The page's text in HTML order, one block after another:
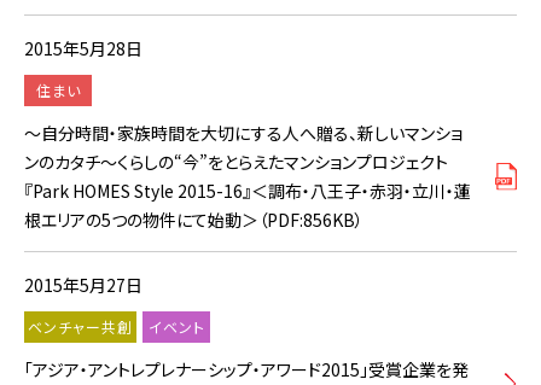
2015年5月28日
住まい
～自分時間・家族時間を大切にする人へ贈る、新しいマンショ
ンのカタチ～くらしの“今”をとらえたマンションプロジェクト
『Park HOMES Style 2015-16』＜調布・八王子・赤羽・立川・蓮
根エリアの5つの物件にて始動＞（PDF:856KB）
2015年5月27日
ベンチャー共創 イベント
「アジア・アントレプレナーシップ・アワード2015」受賞企業を発